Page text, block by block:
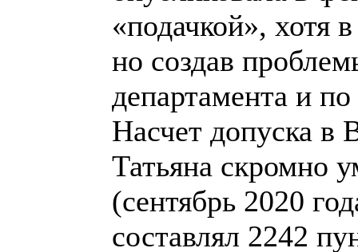
«подачкой», хотя
но создав
департамента и
Насчет допуска в
Татьяна скромно
(сентябрь 2020
составлял 2242